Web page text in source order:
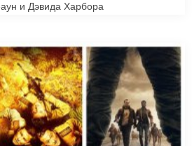
и Дэвида Харбора